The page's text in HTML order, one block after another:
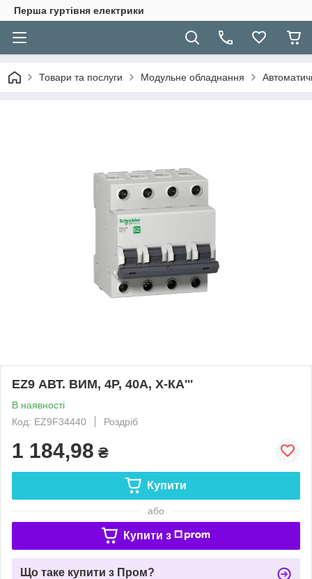
Перша гуртівня електрики
Товари та послуги Модульне обладнання
EZ9 АВТ. ВИМ, 4Р, 40А, Х-КА'''
В наявності
Код: EZ9F34440
Роздріб
1 184,98 ₴
Купити
або
Купити з
Що таке купити з Пром?